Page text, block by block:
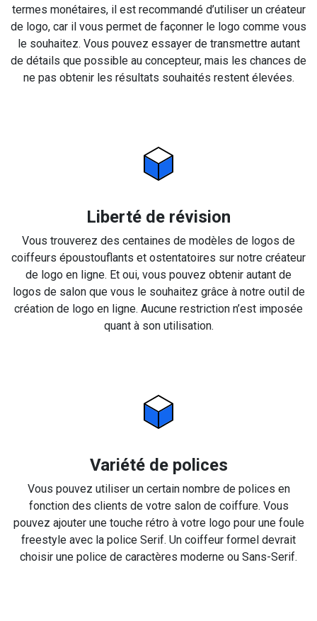
termes monétaires, il est recommandé d’utiliser un créateur
de logo, car il vous permet de façonner le logo comme vous
le souhaitez. Vous pouvez essayer de transmettre autant
de détails que possible au concepteur, mais les chances de
ne pas obtenir les résultats souhaités restent élevées.
Liberté de révision
Vous trouverez des centaines de modèles de logos de
coiffeurs époustouflants et ostentatoires sur notre créateur
de logo en ligne. Et oui, vous pouvez obtenir autant de
logos de salon que vous le souhaitez grâce à notre outil de
création de logo en ligne. Aucune restriction n’est imposée
quant à son utilisation.
Variété de polices
Vous pouvez utiliser un certain nombre de polices en
fonction des clients de votre salon de coiffure. Vous
pouvez ajouter une touche rétro à votre logo pour une foule
freestyle avec la police Serif. Un coiffeur formel devrait
choisir une police de caractères moderne ou Sans-Serif.